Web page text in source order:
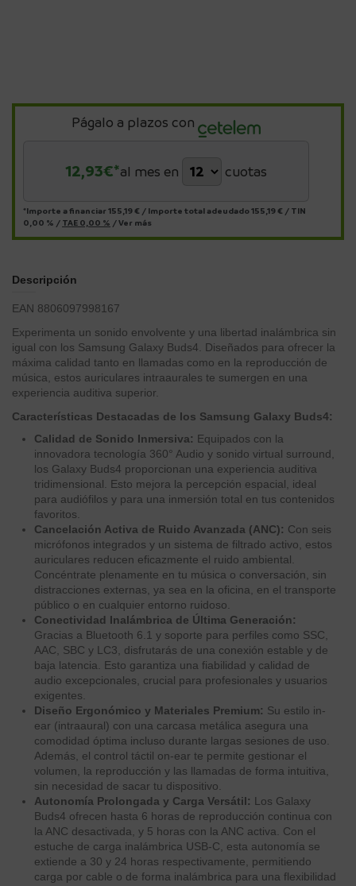
Págalo a plazos con
12,93€*al mes en cuotas
*Importe a financiar 155,19 € / Importe total adeudado155,19 € / TIN
0,00 % / TAE 0,00 % /Ver más
Descripción
EAN 8806097998167
Experimenta un sonido envolvente y una libertad inalámbrica sin
igual con los Samsung Galaxy Buds4. Diseñados para ofrecer la
máxima calidad tanto en llamadas como en la reproducción de
música, estos auriculares intraaurales te sumergen en una
experiencia auditiva superior.
Características Destacadas de los Samsung Galaxy Buds4:
Calidad de Sonido Inmersiva: Equipados con la
innovadora tecnología 360° Audio y sonido virtual surround,
los Galaxy Buds4 proporcionan una experiencia auditiva
tridimensional. Esto mejora la percepción espacial, ideal
para audiófilos y para una inmersión total en tus contenidos
favoritos.
Cancelación Activa de Ruido Avanzada (ANC): Con seis
micrófonos integrados y un sistema de filtrado activo, estos
auriculares reducen eficazmente el ruido ambiental.
Concéntrate plenamente en tu música o conversación, sin
distracciones externas, ya sea en la oficina, en el transporte
público o en cualquier entorno ruidoso.
Conectividad Inalámbrica de Última Generación:
Gracias a Bluetooth 6.1 y soporte para perfiles como SSC,
AAC, SBC y LC3, disfrutarás de una conexión estable y de
baja latencia. Esto garantiza una fiabilidad y calidad de
audio excepcionales, crucial para profesionales y usuarios
exigentes.
Diseño Ergonómico y Materiales Premium: Su estilo in-
ear (intraaural) con una carcasa metálica asegura una
comodidad óptima incluso durante largas sesiones de uso.
Además, el control táctil on-ear te permite gestionar el
volumen, la reproducción y las llamadas de forma intuitiva,
sin necesidad de sacar tu dispositivo.
Autonomía Prolongada y Carga Versátil: Los Galaxy
Buds4 ofrecen hasta 6 horas de reproducción continua con
la ANC desactivada, y 5 horas con la ANC activa. Con el
estuche de carga inalámbrica USB-C, esta autonomía se
extiende a 30 y 24 horas respectivamente, permitiendo
carga por cable o de forma inalámbrica para una flexibilidad